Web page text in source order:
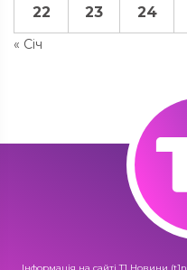
« Січ
22 23 24
Інформація на сайті Т1 Новини